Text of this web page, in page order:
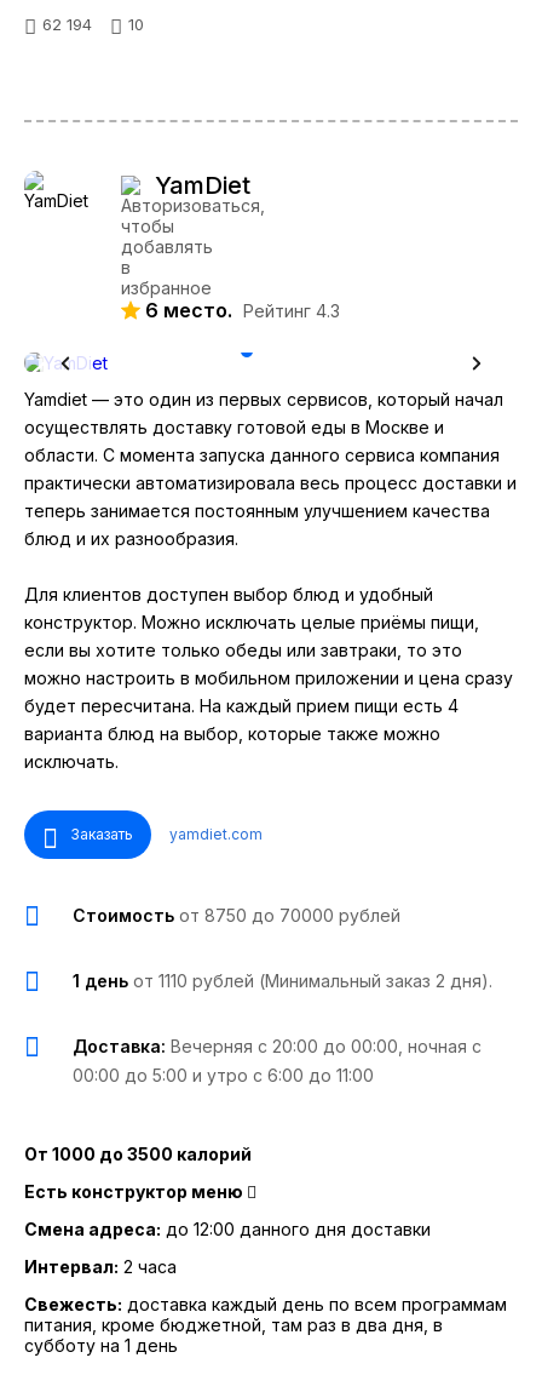
62 194 10
YamDiet
6 место. Рейтинг 4.3
Yamdiet — это один из первых сервисов, который начал
осуществлять доставку готовой еды в Москве и
области. С момента запуска данного сервиса компания
практически автоматизировала весь процесс доставки и
теперь занимается постоянным улучшением качества
блюд и их разнообразия.
Для клиентов доступен выбор блюд и удобный
конструктор. Можно исключать целые приёмы пищи,
если вы хотите только обеды или завтраки, то это
можно настроить в мобильном приложении и цена сразу
будет пересчитана. На каждый прием пищи есть 4
варианта блюд на выбор, которые также можно
исключать.
Заказать yamdiet.com
Стоимость от 8750 до 70000 рублей
1 день от 1110 рублей (Минимальный заказ 2 дня).
Доставка: Вечерняя с 20:00 до 00:00, ночная с
00:00 до 5:00 и утро с 6:00 до 11:00
От 1000 до 3500 калорий
Есть конструктор меню
Смена адреса: до 12:00 данного дня доставки
Интервал: 2 часа
Свежесть: доставка каждый день по всем программам
питания, кроме бюджетной, там раз в два дня, в
субботу на 1 день